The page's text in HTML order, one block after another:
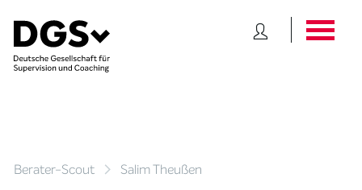
Berater-Scout Salim Theußen